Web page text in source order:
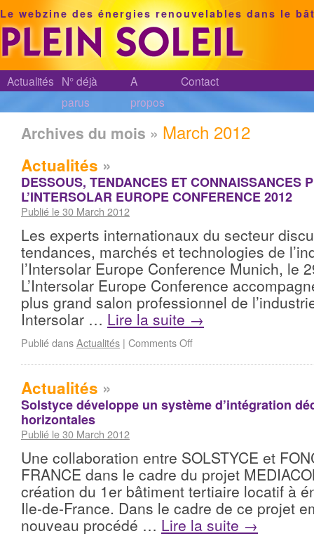
Le webzine des énergies renouvelables dans le
Actualités N° déjà
parus
A
propos
Contact
Archives du mois » March 2012
Actualités »
DESSOUS, TENDANCES ET CONNAISSANCES
L’INTERSOLAR EUROPE CONFERENCE 2012
Publié le 30 March 2012
Les experts internationaux du secteur
tendances, marchés et technologies de
l’Intersolar Europe Conference Munich, le
L’Intersolar Europe Conference
plus grand salon professionnel de
Intersolar … Lire la suite →
Publié dansActualités | Comments Off
Actualités »
Solstyce développe un système d’intégration
horizontales
Publié le 30 March 2012
Une collaboration entre SOLSTYCE et
FRANCE dans le cadre du projet
création du 1er bâtiment tertiaire locatif à
Ile-de-France. Dans le cadre de ce projet
nouveau procédé … Lire la suite →